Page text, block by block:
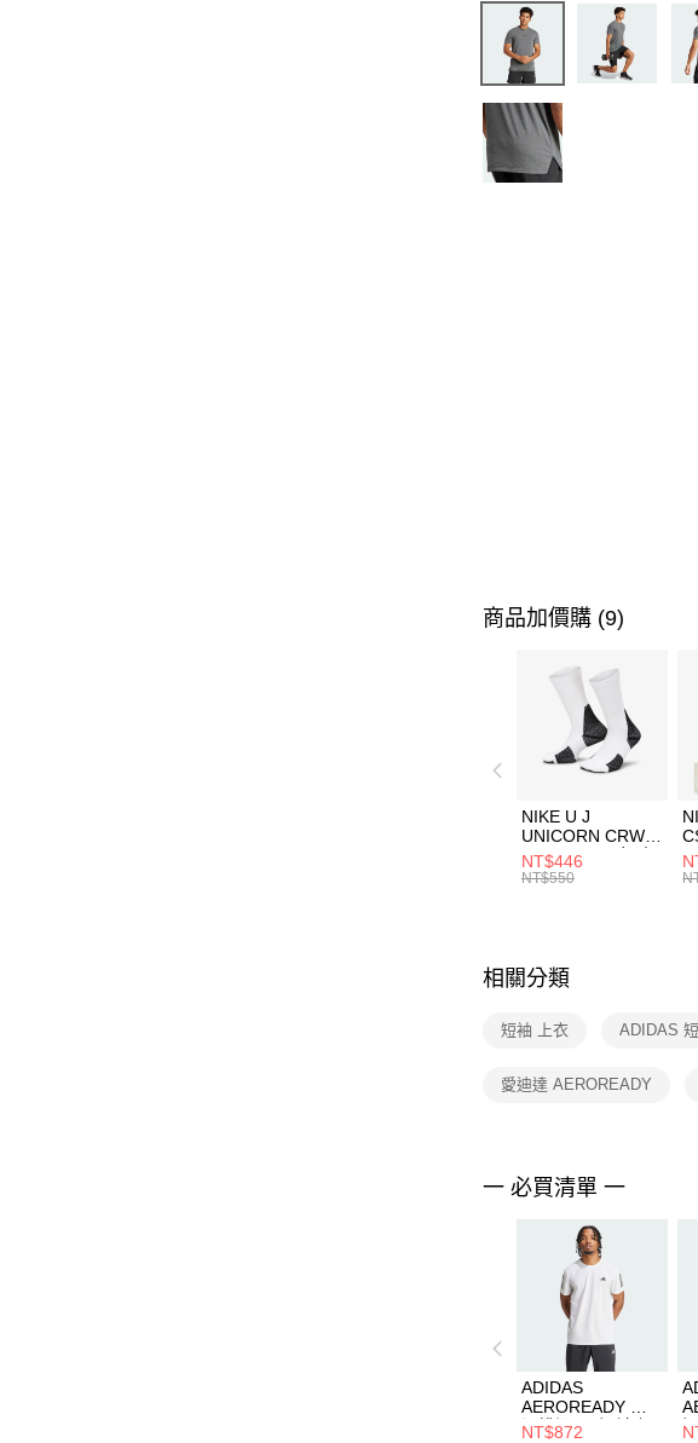
商品加價購 (9)
NIKE U J
UNICORN CRW
1PR -160 男女 中
統襪 FZ3393100
NT$446
NT$550
相關分類
短袖 上衣 ADIDAS
愛迪達 AEROREADY
一 必買清單 一
ADIDAS
AEROREADY 吸
濕排汗 男 短袖上
NT$872